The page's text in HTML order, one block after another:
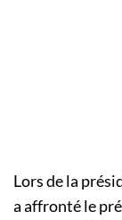
Lors de la
a affronté le